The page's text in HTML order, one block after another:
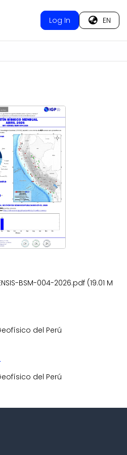
Log In EN
BSM-004-2026.pdf (19.01 M
del Perú
del Perú